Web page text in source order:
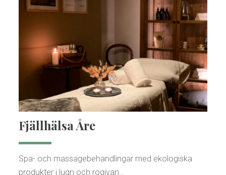
Fjällhälsa Åre
Spa- och massagebehandlingar med ekologiska
produkter i lugn och rogivan…